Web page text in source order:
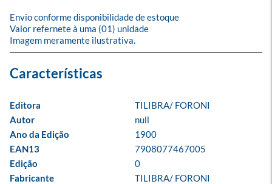
Envio conforme disponibilidade de estoque
Valor refernete à uma (01) unidade
Imagem meramente ilustrativa.
Editora
TILIBRA/ FORONI
Autor
null
Ano da Edição
1900
EAN13
7908077467005
Edição
0
Fabricante
TILIBRA/ FORONI